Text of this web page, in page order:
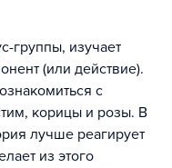
группы, изучает
(или действие).
с
корицы и розы. В
лучше реагирует
из этого